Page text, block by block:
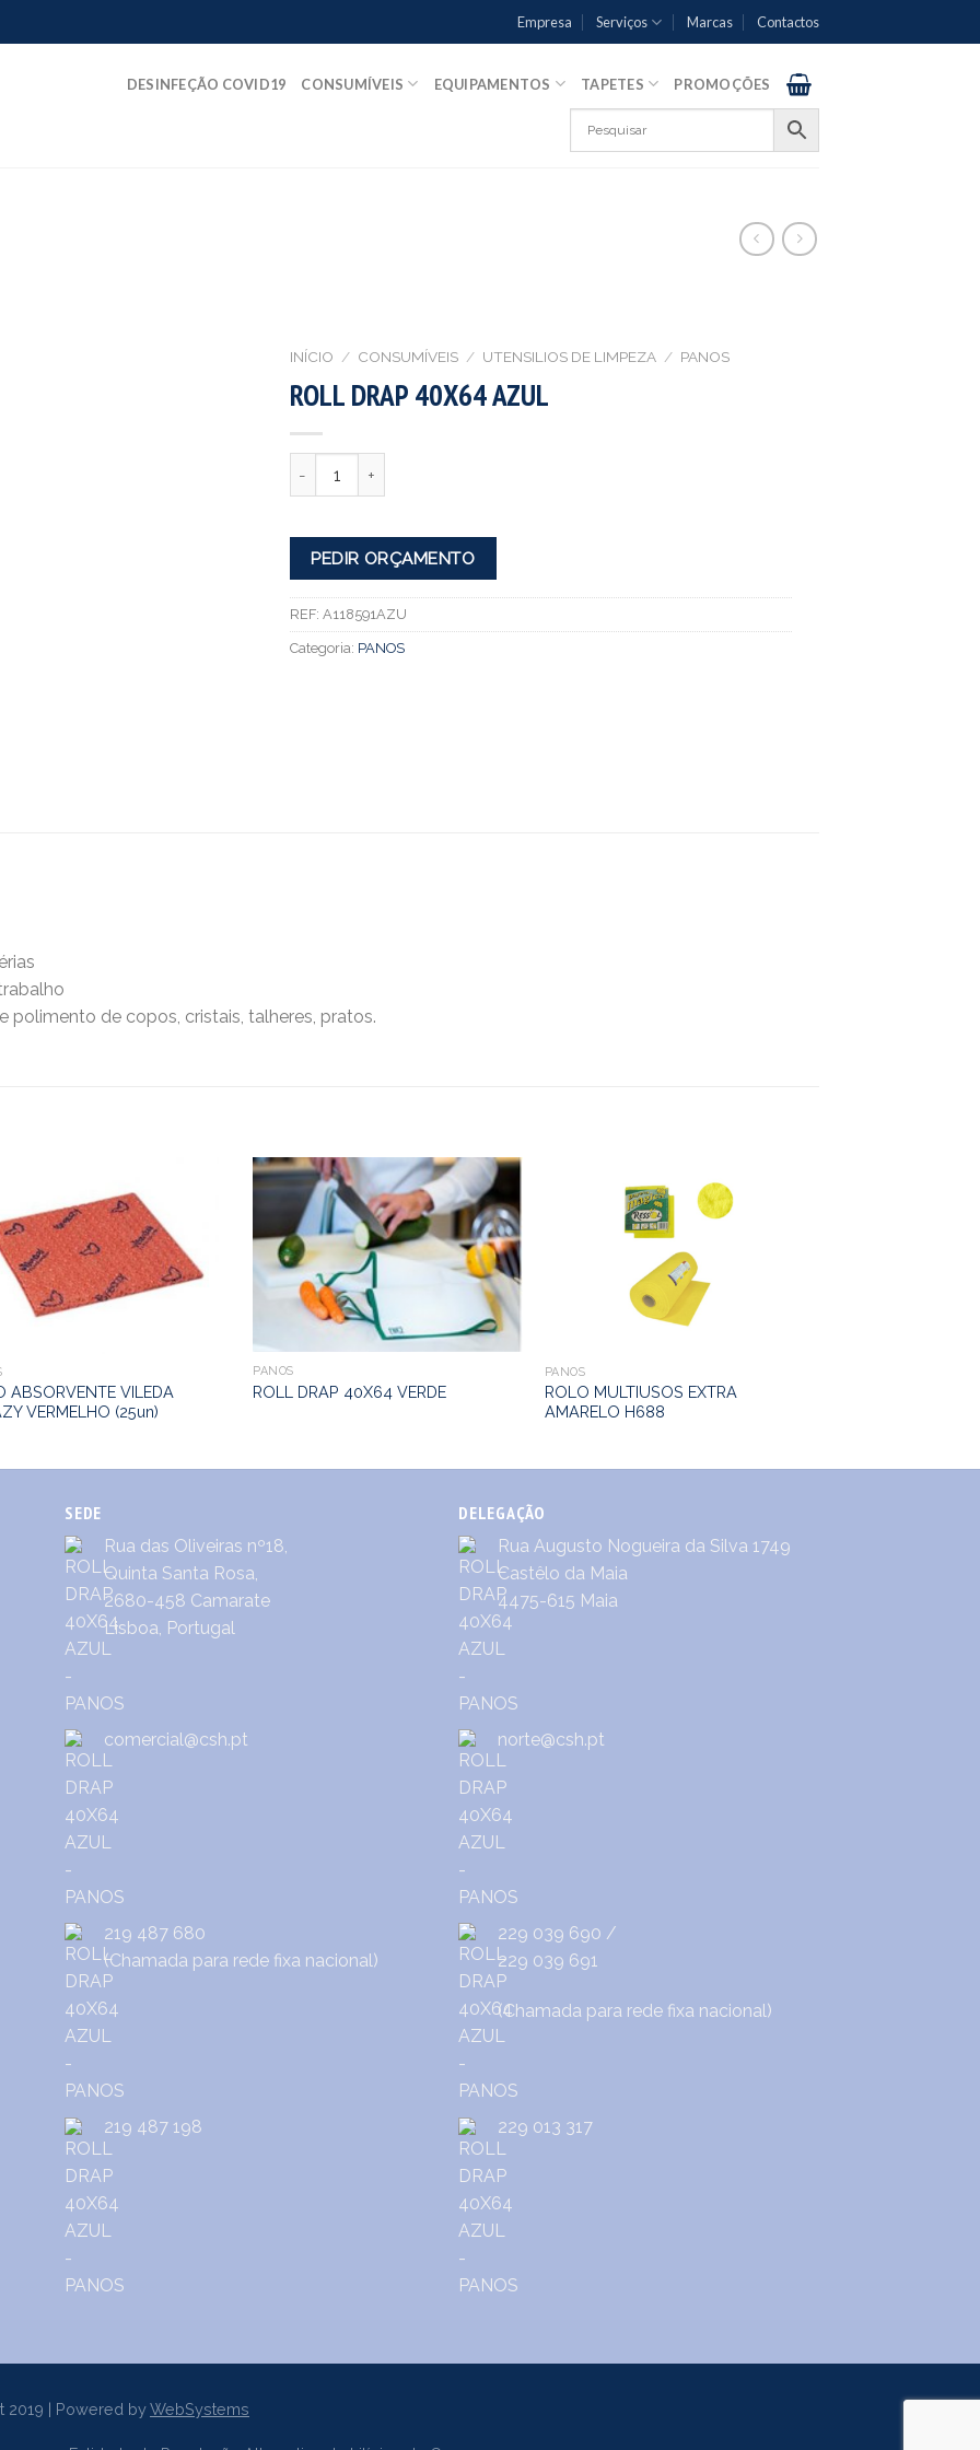
Empresa Serviços Marcas Contactos
DESINFEÇÃO COVID19 CONSUMÍVEIS EQUIPAMENTOS TAPETES PROMOÇÕES
INÍCIO / CONSUMÍVEIS / UTENSILIOS DE LIMPEZA / PANOS
ROLL DRAP 40X64 AZUL
PEDIR ORÇAMENTO
REF: A118591AZU
Categoria: PANOS
polimento de copos, cristais, talheres, pratos.
ABSORVENTE VILEDA
VERMELHO (25un)
PANOS
ROLL DRAP 40X64 VERDE
PANOS
ROLO MULTIUSOS EXTRA
AMARELO H688
SEDE
Rua das Oliveiras nº18,
Quinta Santa Rosa,
2680-458 Camarate
Lisboa, Portugal
comercial@csh.pt
219 487 680
(Chamada para rede fixa nacional)
219 487 198
DELEGAÇÃO
Rua Augusto Nogueira da Silva 1749
Castêlo da Maia
4475-615 Maia
norte@csh.pt
229 039 690 /
229 039 691
(Chamada para rede fixa nacional)
229 013 317
2019 | Powered byWebSystems